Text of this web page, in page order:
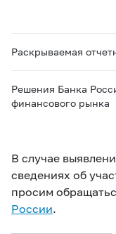
Раскрываемая
Решения Банка
финансового рынка
В случае
сведениях об
просим
России.